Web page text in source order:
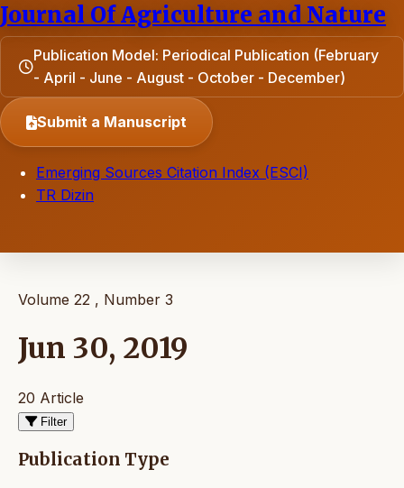
Journal Of Agriculture and Nature
Publication Model: Periodical Publication (February
- April - June - August - October - December)
Submit a Manuscript
Emerging Sources Citation Index (ESCI)
TR Dizin
Volume 22 , Number 3
Jun 30, 2019
20 Article
Filter
Publication Type